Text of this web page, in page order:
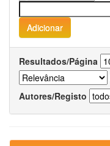
Resultados/Página
Autores/Registo